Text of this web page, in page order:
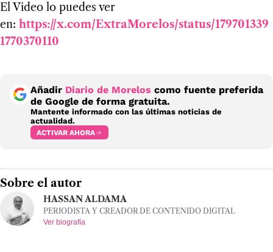
El Video lo puedes ver
en: https://x.com/ExtraMorelos/status/179701339
1770370110
Añadir Diario de Morelos como fuente preferida
de Google de forma gratuita.
Mantente informado con las últimas noticias de
actualidad.
ACTIVAR AHORA
Sobre el autor
HASSAN ALDAMA
PERIODISTA Y CREADOR DE CONTENIDO DIGITAL
Ver biografía